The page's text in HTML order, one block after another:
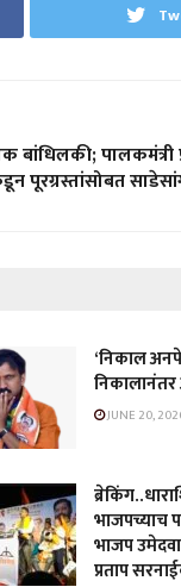
बांधिलकी; पालकमंत्री
पूरग्रस्तांसोबत
‘निकाल
JUNE 20,
भाजपच्याच
भाजप
प्रताप